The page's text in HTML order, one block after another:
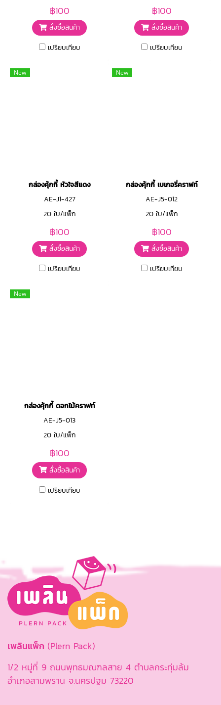
฿100
สั่งซื้อสินค้า
เปรียบเทียบ
฿100
สั่งซื้อสินค้า
เปรียบเทียบ
New
กล่องคุ้กกี้ หัวใจสีแดง
AE-J1-427
20 ใบ/แพ็ก
฿100
สั่งซื้อสินค้า
เปรียบเทียบ
New
กล่องคุ้กกี้ เบเกอรี่คราฟท์
AE-J5-012
20 ใบ/แพ็ก
฿100
สั่งซื้อสินค้า
เปรียบเทียบ
New
กล่องคุ้กกี้ ดอกไม้คราฟท์
AE-J5-013
20 ใบ/แพ็ก
฿100
สั่งซื้อสินค้า
เปรียบเทียบ
เพลินแพ็ก (Plern Pack)
1/2 หมู่ที่ 9 ถนนพุทธมณฑลสาย 4 ตำบลกระทุ่มล้ม
อำเภอสามพราน จ.นครปฐม 73220